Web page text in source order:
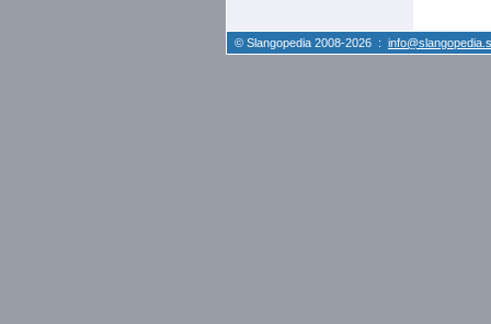
© Slangopedia 2008-2026 :